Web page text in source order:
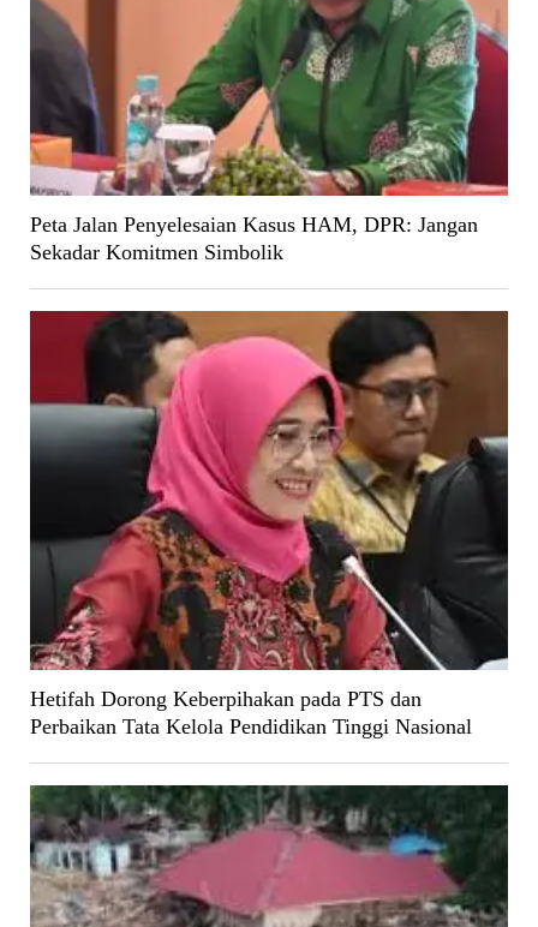
Peta Jalan Penyelesaian Kasus HAM, DPR: Jangan
Sekadar Komitmen Simbolik
Hetifah Dorong Keberpihakan pada PTS dan
Perbaikan Tata Kelola Pendidikan Tinggi Nasional